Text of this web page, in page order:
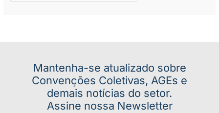
Mantenha-se atualizado sobre
Convenções Coletivas, AGEs e
demais notícias do setor.
Assine nossa Newsletter